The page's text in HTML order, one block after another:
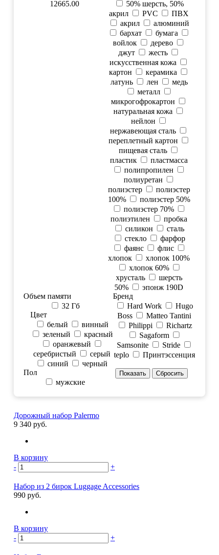
12665.00
50% шерсть, 50%
акрил
PVC
ПВХ
акрил
алюминий
бархат
бумага
войлок
дерево
джут
жесть
искусственная кожа
картон
керамика
латунь
лен
медь
металл
микрогофрокартон
натуральная кожа
нейлон
нержавеющая сталь
переплетный картон
пищевая сталь
пластик
пластмасса
полипропилен
полиуретан
полиэстер
полиэстер
100%
полиэстер 50%
полиэстер 70%
полиэтилен
пробка
силикон
сталь
стекло
фарфор
фаянс
флис
хлопок
хлопок 100%
хлопок 60%
хрусталь
шерсть
50%
эпонж 190D
Бренд
Hard Work
Hugo
Boss
Matteo Tantini
Philippi
Richartz
Sagaform
Samsonite
Stride
teplo
Принтэссенция
Объем памяти
32 Гб
Цвет
белый
винный
зеленый
красный
оранжевый
серебристый
серый
синий
черный
Пол
мужские
Дорожный набор Palermo
9 340 руб.
В корзину
-
+
Набор из 2 бирок Luggage Accessories
990 руб.
В корзину
-
+